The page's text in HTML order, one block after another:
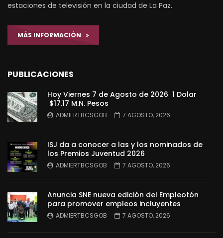
estaciones de televisión en la ciudad de La Paz.
MÁS INFORMACIÓN
PUBLICACIONES
Hoy Viernes 7 de Agosto de 2026 1 Dolar
$17.17 M.N. Pesos
ADMIERTBCSGOB 7 AGOSTO, 2026
ISJ da a conocer a las y los nominados de
los Premios Juventud 2026
ADMIERTBCSGOB 7 AGOSTO, 2026
Anuncia SNE nueva edición del Empleotón
para promover empleos incluyentes
ADMIERTBCSGOB 7 AGOSTO, 2026